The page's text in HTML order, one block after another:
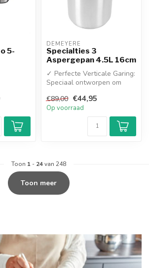
5-
DEMEYERE
Specialties 3
Aspergepan 4.5L 16cm
✓ Perfecte Verticale Garing:
Speciaal ontworpen om
kok...
€89,00 €44,95
Op voorraad
Toon 1- 24van 248
Toon meer